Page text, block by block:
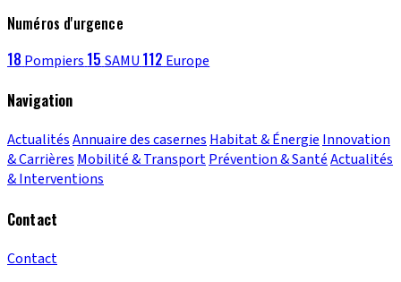
Numéros d'urgence
18 Pompiers 15 SAMU 112 Europe
Navigation
ActualitésAnnuaire des casernes Habitat & Énergie Innovation
& Carrières Mobilité & TransportPrévention & SantéActualités
& Interventions
Contact
Contact